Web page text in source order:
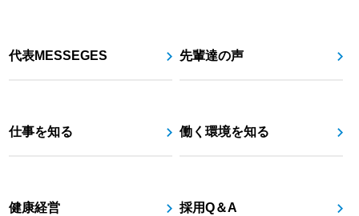
代表MESSEGES 先輩達の声
仕事を知る 働く環境を知る
健康経営 採用Q＆A